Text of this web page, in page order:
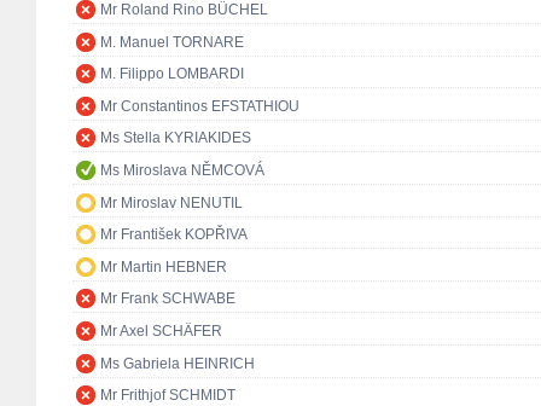
Mr Roland Rino BÜCHEL
M. Manuel TORNARE
M. Filippo LOMBARDI
Mr Constantinos EFSTATHIOU
Ms Stella KYRIAKIDES
Ms Miroslava NĚMCOVÁ
Mr Miroslav NENUTIL
Mr František KOPŘIVA
Mr Martin HEBNER
Mr Frank SCHWABE
Mr Axel SCHÄFER
Ms Gabriela HEINRICH
Mr Frithjof SCHMIDT